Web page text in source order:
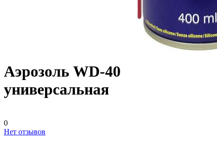
Аэрозоль WD-40
универсальная
0
Нет отзывов